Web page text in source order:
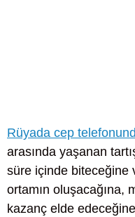
Rüyada cep
arasında yaşanan
süre içinde biteceğine
ortamın oluşacağına,
kazanç elde